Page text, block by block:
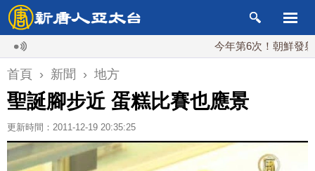
今年第6次！朝鮮發射彈道
首頁 › 新聞 › 地方
聖誕腳步近 蛋糕比賽也應景
更新時間：2011-12-19 20:35:25